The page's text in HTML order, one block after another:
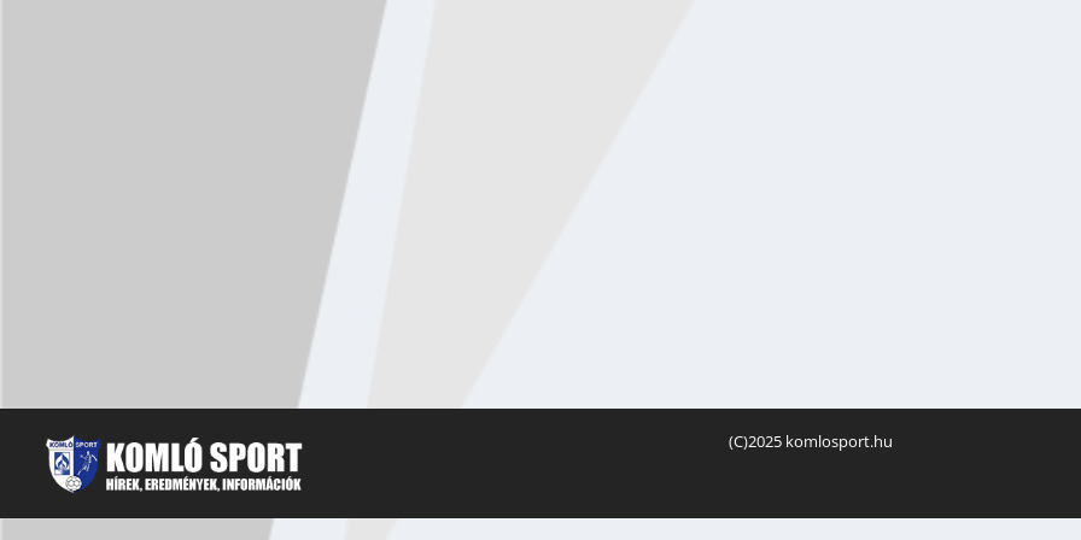
MOZGOLÓDIK AZ UTÁNPÓTLÁS
(C)2025 komlosport.hu